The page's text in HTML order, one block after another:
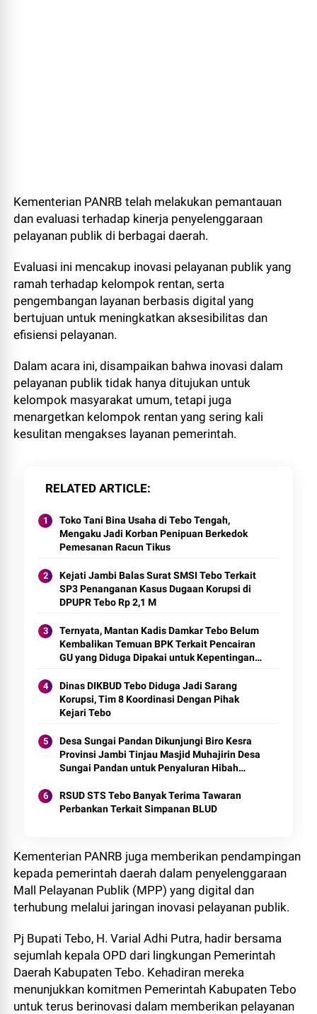
Kementerian PANRB telah melakukan pemantauan
dan evaluasi terhadap kinerja penyelenggaraan
pelayanan publik di berbagai daerah.
Evaluasi ini mencakup inovasi pelayanan publik yang
ramah terhadap kelompok rentan, serta
pengembangan layanan berbasis digital yang
bertujuan untuk meningkatkan aksesibilitas dan
efisiensi pelayanan.
Dalam acara ini, disampaikan bahwa inovasi dalam
pelayanan publik tidak hanya ditujukan untuk
kelompok masyarakat umum, tetapi juga
menargetkan kelompok rentan yang sering kali
kesulitan mengakses layanan pemerintah.
RELATED ARTICLE
Toko Tani Bina Usaha di Tebo Tengah,
Mengaku Jadi Korban Penipuan Berkedok
Pemesanan Racun Tikus
Kejati Jambi Balas Surat SMSI Tebo Terkait
SP3 Penanganan Kasus Dugaan Korupsi di
DPUPR Tebo Rp 2,1 M
Ternyata, Mantan Kadis Damkar Tebo Belum
Kembalikan Temuan BPK Terkait Pencairan
GU yang Diduga Dipakai untuk Kepentingan
Dinas DIKBUD Tebo Diduga Jadi Sarang
Korupsi, Tim 8 Koordinasi Dengan Pihak
Kejari Tebo
Desa Sungai Pandan Dikunjungi Biro Kesra
Provinsi Jambi Tinjau Masjid Muhajirin Desa
Sungai Pandan untuk Penyaluran Hibah
RSUD STS Tebo Banyak Terima Tawaran
Perbankan Terkait Simpanan BLUD
Kementerian PANRB juga memberikan pendampingan
kepada pemerintah daerah dalam penyelenggaraan
Mall Pelayanan Publik (MPP) yang digital dan
terhubung melalui jaringan inovasi pelayanan publik.
Pj Bupati Tebo, H. Varial Adhi Putra, hadir bersama
sejumlah kepala OPD dari lingkungan Pemerintah
Daerah Kabupaten Tebo. Kehadiran mereka
menunjukkan komitmen Pemerintah Kabupaten Tebo
untuk terus berinovasi dalam memberikan pelayanan